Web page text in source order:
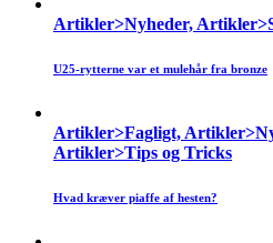
Artikler>Nyheder,
U25-rytterne var et mulehår fra bronze
Artikler>Fagligt,
Artikler>Tips og Tricks
Hvad kræver piaffe af hesten?